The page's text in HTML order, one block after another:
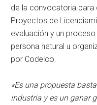
de la convocatoria para
Proyectos de
evaluación y un
persona natural u
por Codelco.
«Es una propuesta
industria y es un ganar